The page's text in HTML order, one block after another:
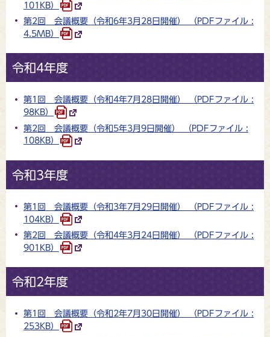
101KB）
第2回 会議概要（令和6年3月28日開催） （PDFファイル :
4.5MB）
令和4年度
第1回 会議概要（令和4年7月28日開催） （PDFファイル :
98KB）
第2回 会議概要（令和5年3月9日開催） （PDFファイル :
108KB）
令和3年度
第1回 会議概要（令和3年7月29日開催） （PDFファイル :
104KB）
第2回 会議概要（令和4年3月24日開催） （PDFファイル :
901KB）
令和2年度
第1回 会議概要（令和2年7月30日開催） （PDFファイル :
253KB）